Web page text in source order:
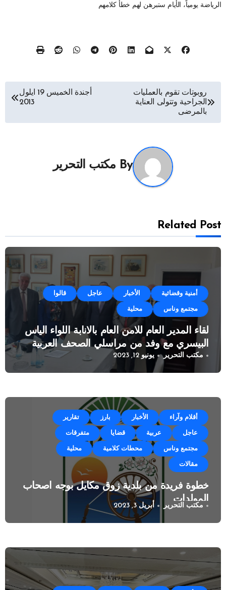
الرياضة يومياً، الأيام ستبرهن لهم خطأ كلامهم
تصفّح
المقالات
روبوتات تقوم بالعمليات
الجراحية وتتولى العناية
بالمرضى
أجندة الخميس 19 ايلول
2013
By مكتب التحرير
Related Post
أمنية وقضائية الأخبار عاجل قالوا
مجتمع وناس محلية
لقاء المدير العام للامن العام بالانابة اللواء الياس
البيسري مع وفد من مراسلي الصحف العربية
مكتب التحرير يونيو 12, 2023
أقلام وآراء الأخبار بارز تقارير
عاجل عربية قضايا متفرقات
مجتمع وناس محطات كلامية محلية
مقالات
خطوة فريدة من بلدية زوق مكايل بوجه اصحاب
المولدات
مكتب التحرير أبريل 3, 2023